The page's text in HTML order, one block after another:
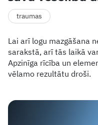
traumas
Lai arī logu mazgāšana
sarakstā, arī tās laikā
Apzinīga rīcība un
vēlamo rezultātu droši.